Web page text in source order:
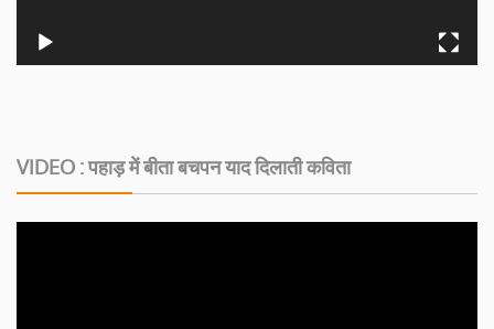
VIDEO : पहाड़ में बीता बचपन याद दिलाती कविता